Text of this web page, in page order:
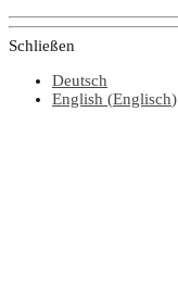
Schließen
Deutsch
English (Englisch)